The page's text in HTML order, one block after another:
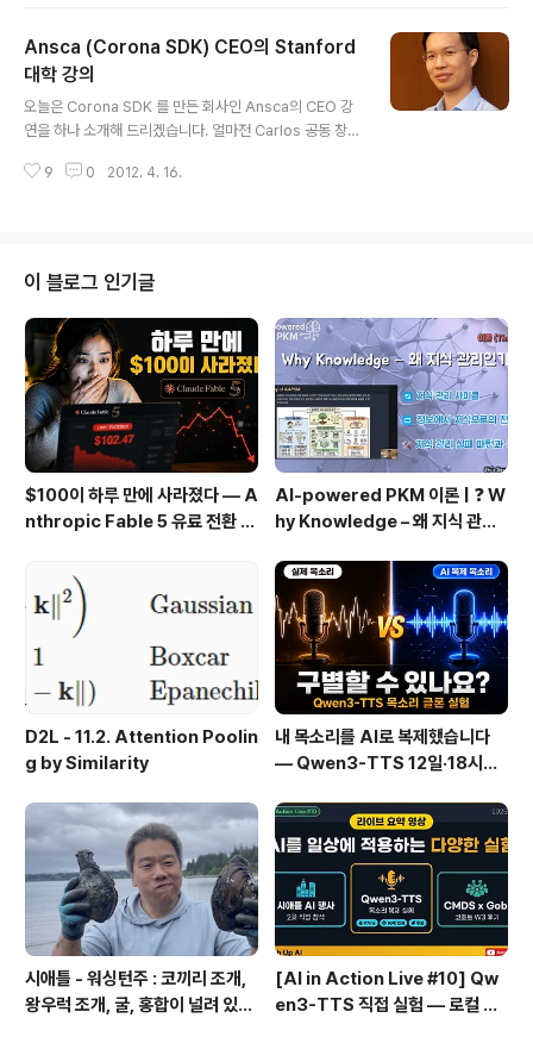
SDK에 질문을 할 테니까 질문 많이 많이 올려 주세요. 오
늘은 Kow님이 올리신 질문과 이상봉님께서 보내신 질문
을 문의했었습니다. 오늘 온 답변 메일은 아래와 같습니다.
Changsoo, Here are some answers to your que
stions from one of our team members: 아래 우리
팀원 중 한명..
Ansca (Corona SDK) CEO의 Stanford
대학 강의
오늘은 Corona SDK 를 만든 회사인 Ansca의 CEO 강
연을 하나 소개해 드리겠습니다. 얼마전 Carlos 공동 창업
가 스탠포드 대학에서 한 강연입니다. Corona SDK는 Lu
Roberto Ierusalimschy 인데요. 스탠포드에서 교수로
있나 봅니다. 이 Roberto가 자신의 수업에 Walter를 초
청해서 대신 수업을 진행한 화면입니다. 이 동영상을 보시
면 Corona SDK에 대한 이해를 도울 수 있을 겁니다. 스
탠포드 대학 학생..
9 0 2012. 4. 16.
이 블로그 인기글
$100이 하루 만에 사라졌다 — A
nthropic Fable 5 유료 전환 사
AI-powered PKM 이론 | ❓ W
hy Knowledge – 왜 지식 관리
보에서 지식으로의 전환, 🛠️ 지식
관리 실패 패턴과 극복
D2L - 11.2. Attention Poolin
g by Similarity
내 목소리를 AI로 복제했습니다
— Qwen3-TTS 12일·18시간
시애틀 - 워싱턴주 : 코끼리 조개,
왕우럭 조개, 굴, 홍합이 널려 있는
[AI in Action Live #10] Qw
en3-TTS 직접 실험 — 로컬 설